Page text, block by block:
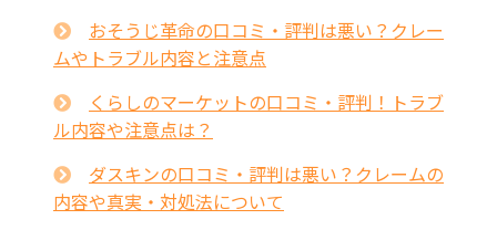
おそうじ革命の口コミ・評判は悪い？クレー
ムやトラブル内容と注意点
くらしのマーケットの口コミ・評判！トラブ
ル内容や注意点は？
ダスキンの口コミ・評判は悪い？クレームの
内容や真実・対処法について